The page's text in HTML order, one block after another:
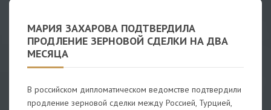
МАРИЯ ЗАХАРОВА ПОДТВЕРДИЛА
ПРОДЛЕНИЕ ЗЕРНОВОЙ СДЕЛКИ НА ДВА
МЕСЯЦА
В российском дипломатическом ведомстве подтвердили
продление зерновой сделки между Россией, Турцией,